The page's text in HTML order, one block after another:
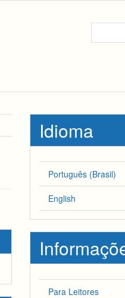
Idioma
Português (Brasil)
English
Para Leitores